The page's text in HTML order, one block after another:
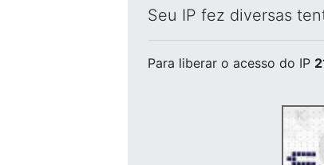
Seu IP fez diversas
Para liberar o acesso do IP